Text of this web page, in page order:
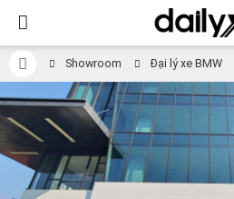
Showroom Đại lý xe BMW